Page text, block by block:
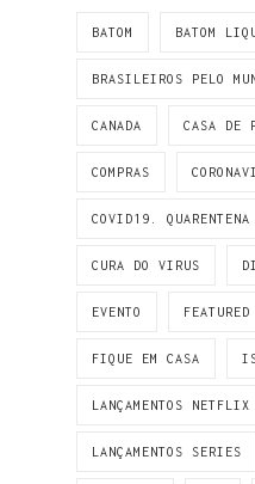
BATOM BATOM
BRASILEIROS PELO
CANADA CASA DE
COMPRAS
COVID19. QUARENTENA
CURA DO VIRUS
EVENTO FEATURED
FIQUE EM CASA
LANÇAMENTOS NETFLIX
LANÇAMENTOS SERIES